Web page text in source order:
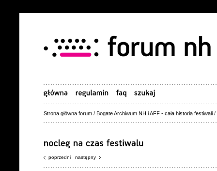
Strona główna forum / Bogate Archiwum NH i AFF - cała historia festiwali /
poprzedni następny